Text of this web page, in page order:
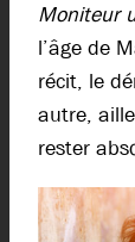
Moniteur
l’âge de
récit, le
autre,
rester